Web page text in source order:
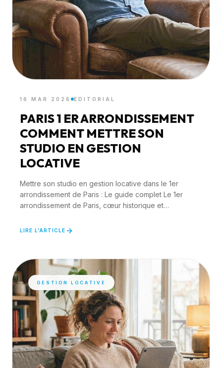
16 MAR 2026 EDITORIAL
PARIS 1 ER ARRONDISSEMENT
COMMENT METTRE SON
STUDIO EN GESTION
LOCATIVE
Mettre son studio en gestion locative dans le 1er
arrondissement de Paris : Le guide complet Le 1er
arrondissement de Paris, cœur historique et
LIRE L'ARTICLE
GESTION LOCATIVE